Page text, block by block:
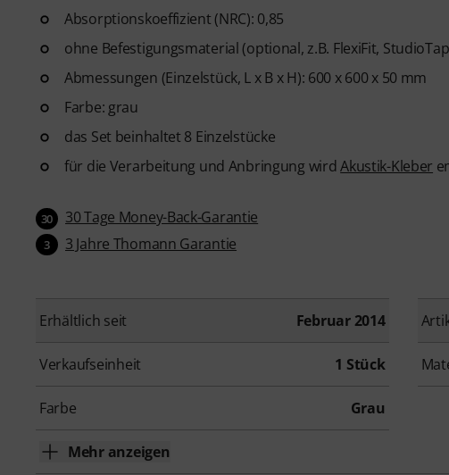
Absorptionskoeffizient (NRC): 0,85
ohne Befestigungsmaterial (optional, z.B. FlexiFit,
Abmessungen (Einzelstück, L x B x H): 600 x 600 x 50 mm
Farbe: grau
das Set beinhaltet 8 Einzelstücke
für die Verarbeitung und Anbringung wirdAkustik-Kleber
30 30 Tage Money-Back-Garantie
3 3 Jahre Thomann Garantie
Erhältlich seit Februar 2014
Verkaufseinheit 1 Stück
Farbe Grau
Mehr anzeigen